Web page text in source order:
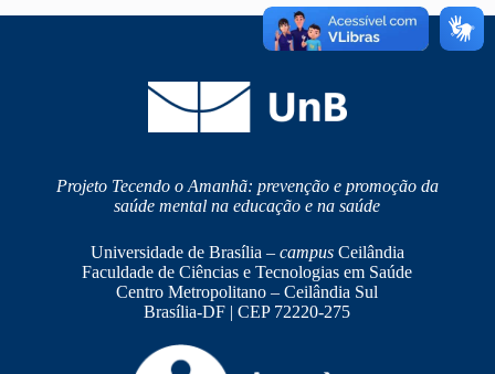
Projeto Tecendo o Amanhã: prevenção e promoção da
saúde mental na educação e na saúde
Universidade de Brasília – campusCeilândia
Faculdade de Ciências e Tecnologias em Saúde
Centro Metropolitano – Ceilândia Sul
Brasília-DF | CEP 72220-275